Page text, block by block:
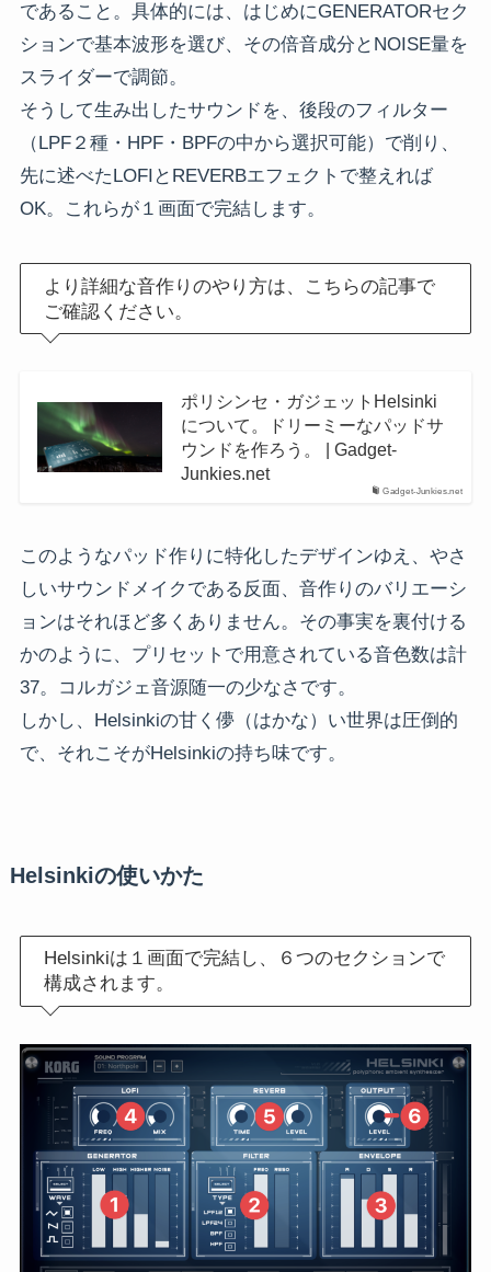
であること。具体的には、はじめにGENERATORセク
ションで基本波形を選び、その倍音成分とNOISE量を
スライダーで調節。
そうして生み出したサウンドを、後段のフィルター
（LPF２種・HPF・BPFの中から選択可能）で削り、
先に述べたLOFIとREVERBエフェクトで整えれば
OK。これらが１画面で完結します。
より詳細な音作りのやり方は、こちらの記事で
ご確認ください。
Gadget-Junkies.net
ポリシンセ・ガジェットHelsinki
について。ドリーミーなパッドサ
ウンドを作ろう。 | Gadget-
Junkies.net
このようなパッド作りに特化したデザインゆえ、やさ
しいサウンドメイクである反面、音作りのバリエーシ
ョンはそれほど多くありません。その事実を裏付ける
かのように、プリセットで用意されている音色数は計
37。コルガジェ音源随一の少なさです。
しかし、Helsinkiの甘く儚（はかな）い世界は圧倒的
で、それこそがHelsinkiの持ち味です。
Helsinkiの使いかた
Helsinkiは１画面で完結し、６つのセクションで
構成されます。